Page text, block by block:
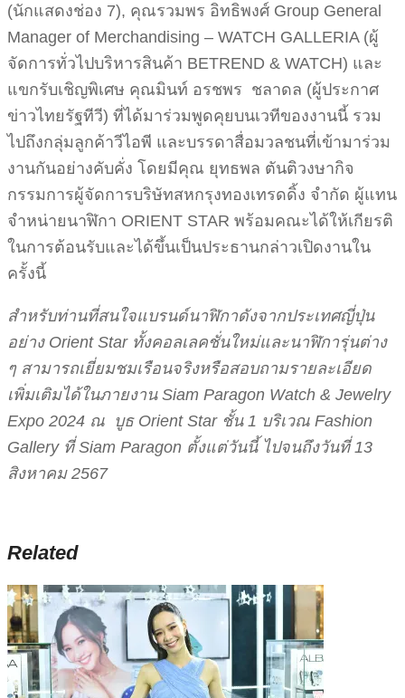
(นักแสดงช่อง 7), คุณรวมพร อิทธิพงศ์ Group General
Manager of Merchandising – WATCH GALLERIA (ผู้
จัดการทั่วไปบริหารสินค้า BETREND & WATCH) และ
แขกรับเชิญพิเศษ คุณมินท์ อรชพร ชลาดล (ผู้ประกาศ
ข่าวไทยรัฐทีวี) ที่ได้มาร่วมพูดคุยบนเวทีของงานนี้ รวม
ไปถึงกลุ่มลูกค้าวีไอพี และบรรดาสื่อมวลชนที่เข้ามาร่วม
งานกันอย่างคับคั่ง โดยมีคุณ ยุทธพล ตันติวงษากิจ
กรรมการผู้จัดการบริษัทสหกรุงทองเทรดดิ้ง จำกัด ผู้แทน
จำหน่ายนาฬิกา ORIENT STAR พร้อมคณะได้ให้เกียรติ
ในการต้อนรับและได้ขึ้นเป็นประธานกล่าวเปิดงานใน
ครั้งนี้
สำหรับท่านที่สนใจแบรนด์นาฬิกาดังจากประเทศญี่ปุ่น
อย่าง Orient Star ทั้งคอลเลคชั่นใหม่และนาฬิการุ่นต่าง
ๆ สามารถเยี่ยมชมเรือนจริงหรือสอบถามรายละเอียด
เพิ่มเติมได้ในภายงาน Siam Paragon Watch & Jewelry
Expo 2024 ณ บูธ Orient Star ชั้น 1 บริเวณ Fashion
Gallery ที่ Siam Paragon ตั้งแต่วันนี้ ไปจนถึงวันที่ 13
สิงหาคม 2567
Related